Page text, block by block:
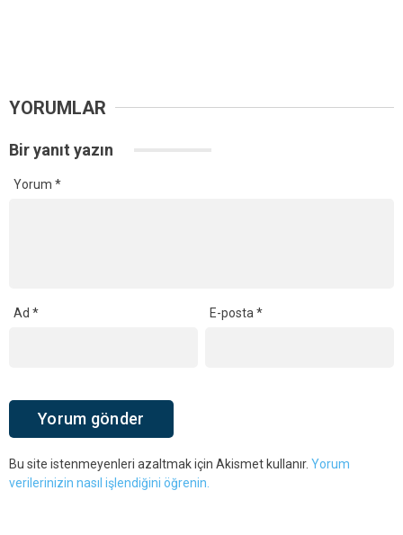
YORUMLAR
Bir yanıt yazın
Yorum *
Ad * E-posta*
Bu site istenmeyenleri azaltmak için Akismet kullanır. Yorum
verilerinizin nasıl işlendiğini öğrenin.